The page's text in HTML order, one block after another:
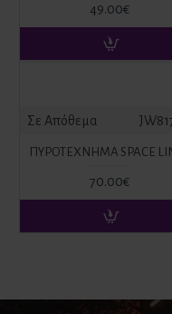
49.00€
Σε Απόθεμα
70.00€